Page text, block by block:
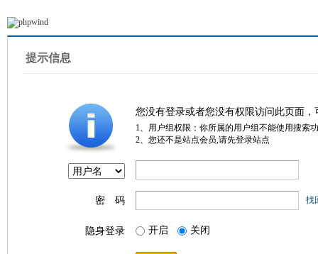
提示信息
您没有登录或者您没有权限访问此页面
1、用户组权限：你所属的用户组不能使用搜索
2、您还不是站点会员,请先登录站点
密 码 找
隐身登录 开启 关闭